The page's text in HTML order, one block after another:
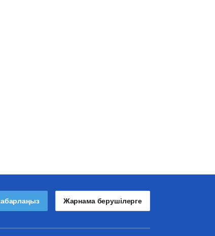
Жарнама берушілерге